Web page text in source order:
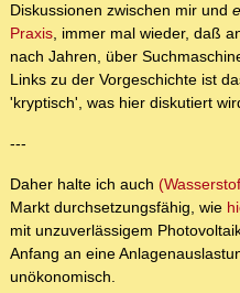
Diskussionen zwischen mir und
Praxis, immer mal wieder, daß
nach Jahren, über
Links zu der Vorgeschichte ist
'kryptisch', was hier diskutiert
---
Daher halte ich auch
Markt durchsetzungsfähig, wie
mit unzuverlässigem
Anfang an eine
unökonomisch.